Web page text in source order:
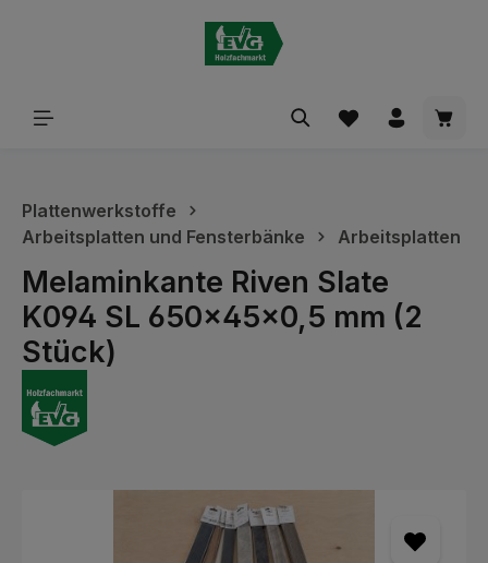
Plattenwerkstoffe
Arbeitsplatten und Fensterbänke
Arbeitsplatten
Melaminkante Riven Slate
K094 SL 650x45x0,5 mm (2
Stück)